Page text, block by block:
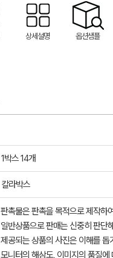
상세설명 옵션샘플
1박스 14개
칼라박스
판촉물은 판촉을 목적으로 제작하
일반상품으로 판매는 신중히 판단
제공되는 상품의 사진은 이해를
모니터의 해상도, 이미지의 품질